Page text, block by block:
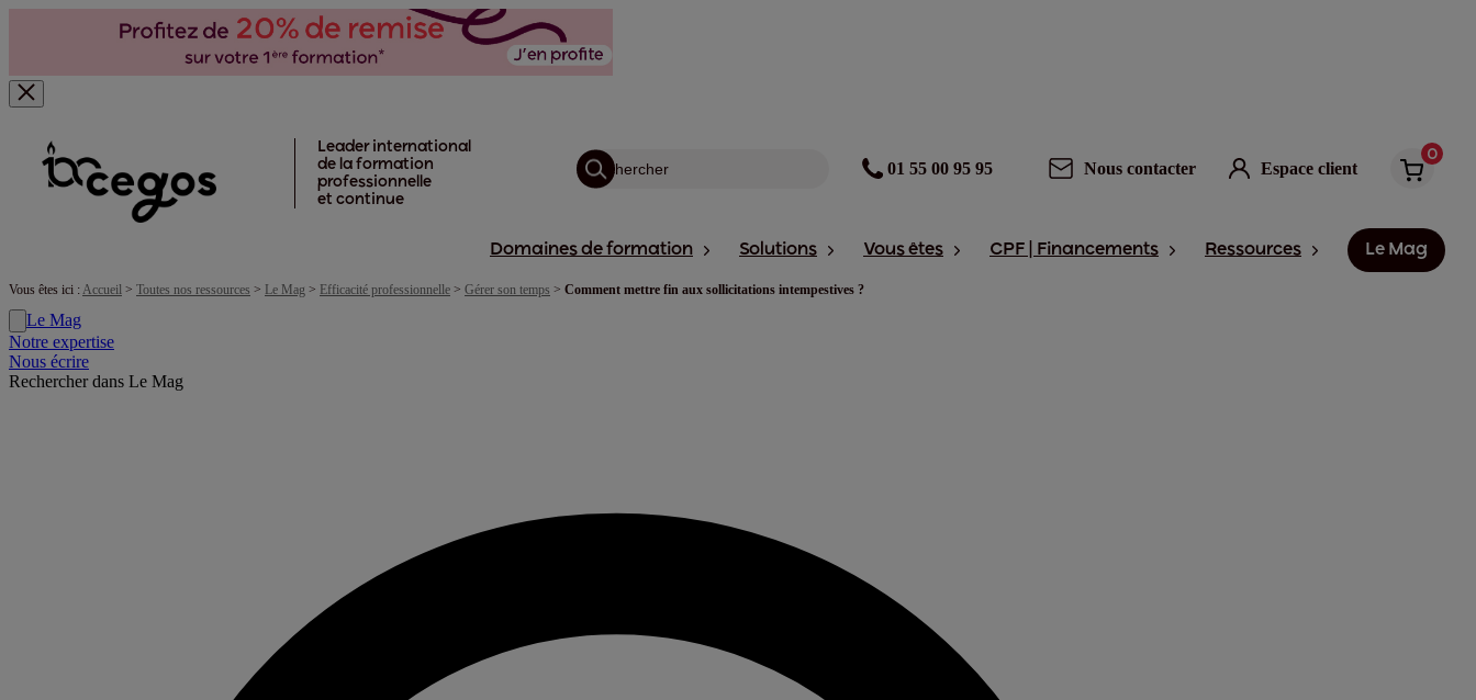
Leader international
de la formation
professionnelle
et continue
01 55 00 95 95 Nous contacter Espace client
0
Domaines de formation Solutions Vous êtes CPF | Financements Ressources Le Mag
Vous êtes ici :Accueil > Toutes nos ressources > Le Mag > Efficacité professionnelle > Gérer son temps > Comment mettre fin aux sollicitations intempestives ?
Le Mag
Notre expertise
Nous écrire
Rechercher dans Le Mag